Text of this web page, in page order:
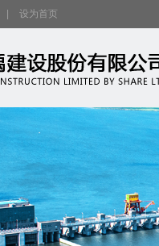
设为首页